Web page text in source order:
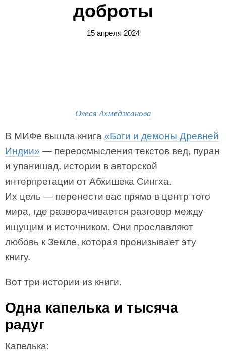
доброты
15 апреля 2024
Олеся Ахмеджанова
В МИФе вышла книга «Боги и демоны Древней
Индии» — переосмысления текстов вед, пуран
и упанишад, истории в авторской
интерпретации от Абхишека Сингха.
Их цель — перенести вас прямо в центр того
мира, где разворачивается разговор между
ищущим и источником. Они прославляют
любовь к Земле, которая пронизывает эту
книгу.
Вот три истории из книги.
Одна капелька и тысяча
радуг
Капелька: